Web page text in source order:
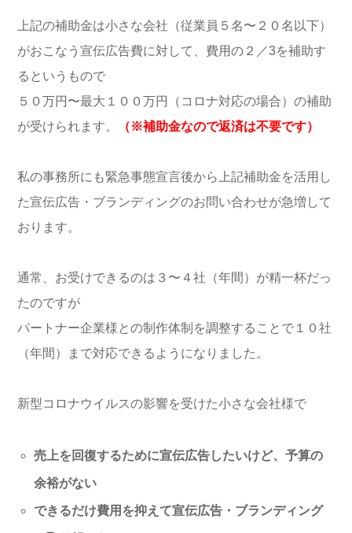
上記の補助金は小さな会社（従業員５名〜２０名以下）
がおこなう宣伝広告費に対して、費用の２／3を補助す
るというもので
５０万円〜最大１００万円（コロナ対応の場合）の補助
が受けられます。
（※補助金なので返済は不要です）
私の事務所にも緊急事態宣言後から上記補助金を活用し
た宣伝広告・ブランディングのお問い合わせが急増して
おります。
通常、お受けできるのは３〜４社（年間）が精一杯だっ
たのですが
パートナー企業様との制作体制を調整することで１０社
（年間）まで対応できるようになりました。
新型コロナウイルスの影響を受けた小さな会社様で
売上を回復するために宣伝広告したいけど、予算の
余裕がない
できるだけ費用を抑えて宣伝広告・ブランディング